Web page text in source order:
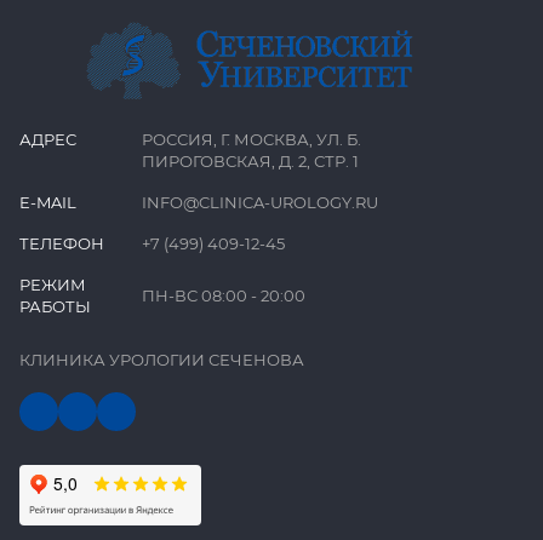
АДРЕС
РОССИЯ, Г. МОСКВА, УЛ. Б.
ПИРОГОВСКАЯ, Д. 2, СТР. 1
E-MAIL INFO@CLINICA-UROLOGY.RU
ТЕЛЕФОН +7 (499) 409-12-45
РЕЖИМ
РАБОТЫ
ПН-ВС 08:00 - 20:00
КЛИНИКА УРОЛОГИИ СЕЧЕНОВА